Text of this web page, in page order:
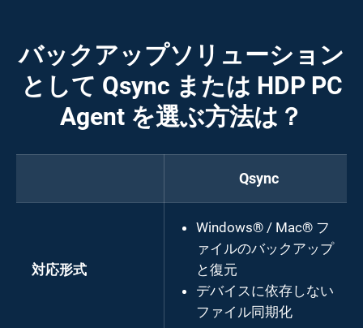
バックアップソリューション
として Qsync または HDP PC
Agent を選ぶ方法は？
Qsync
対応形式
Windows® / Mac® フ
ァイルのバックアップ
と復元
デバイスに依存しない
ファイル同期化